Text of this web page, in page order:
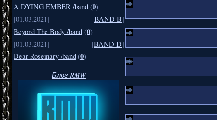
A DYING EMBER /band (0)
[01.03.2021]
[BAND B]
Beyond The Body /band (0)
[01.03.2021]
[BAND D]
Dear Rosemary /band (0)
Блог RMW